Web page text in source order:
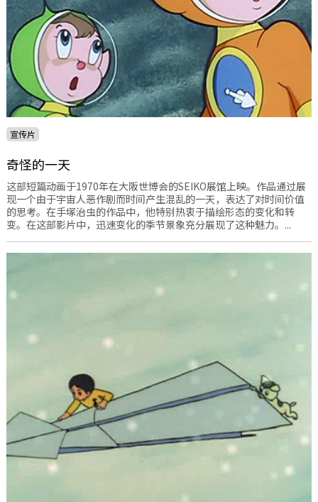
宣传片
奇怪的一天
这部短篇动画于1970年在大阪世博会的SEIKO展馆上映。作品通过展
现一个由于宇宙人恶作剧而时间产生混乱的一天，表达了对时间价值
的思考。在手塚治虫的作品中，他特别热衷于描绘形态的变化和转
变。在这部影片中，迅速变化的季节景象充分展现了这种魅力。...